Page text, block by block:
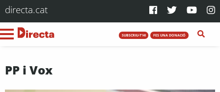
directa.cat
SUBSCRIU-T'HI FES UNA DONACIÓ
PP i Vox